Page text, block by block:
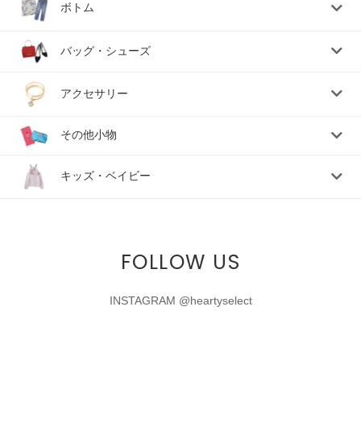
ボトム
バッグ・シューズ
アクセサリー
その他小物
キッズ・ベイビー
FOLLOW US
INSTAGRAM @heartyselect